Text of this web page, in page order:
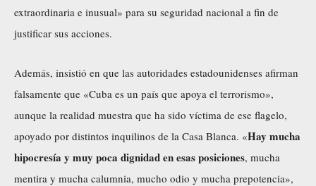
extraordinaria e inusual» para su seguridad nacional a fin de
justificar sus acciones.
Además, insistió en que las autoridades estadounidenses afirman
falsamente que «Cuba es un país que apoya el terrorismo»,
aunque la realidad muestra que ha sido víctima de ese flagelo,
apoyado por distintos inquilinos de la Casa Blanca. «Hay mucha
hipocresía y muy poca dignidad en esas posiciones, mucha
mentira y mucha calumnia, mucho odio y mucha prepotencia»,